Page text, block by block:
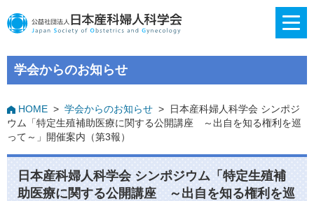
学会からのお知らせ
HOME > 学会からのお知らせ >
日本産科婦人科学会 シンポジ
ウム「特定生殖補助医療に関する公開講座 ～出自を知る権利を巡
って～」開催案内（第3報）
日本産科婦人科学会 シンポジウム「特定生殖補
助医療に関する公開講座 ～出自を知る権利を巡